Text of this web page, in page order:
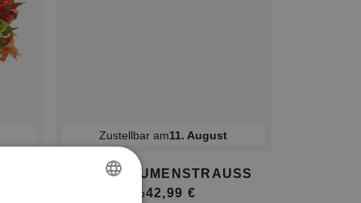
Zustellbar am11. August
ROSA BLUMENSTRAUSS
ab42,99 €